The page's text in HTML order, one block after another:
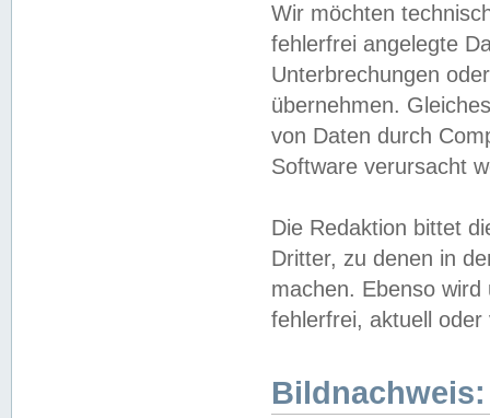
Wir möchten
fehlerfrei angelegte
Unterbrechungen
übernehmen.
von Daten durch
Software verursacht
Die Redaktion bittet
Dritter, zu denen in
machen. Ebenso
fehlerfrei, aktuell oder
Bildnachweis: